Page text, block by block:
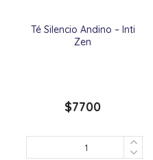
Té Silencio Andino – Inti
Zen
$7700